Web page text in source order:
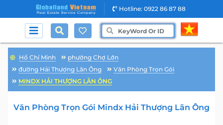
Hotline: 0922 86 87 88
Hồ Chí Minh
phường Chợ Lớn
đường Hải Thượng Lãn Ông
Văn Phòng Trọn Gói
MINDX HẢI THƯỢNG LÃN ÔNG
Văn Phòng Trọn Gói Mindx Hải Thượng Lãn Ông